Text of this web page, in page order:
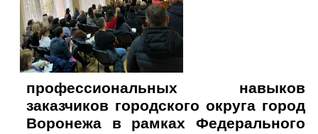
профессиональных навыков
заказчиков городского округа город
Воронежа в рамках Федерального